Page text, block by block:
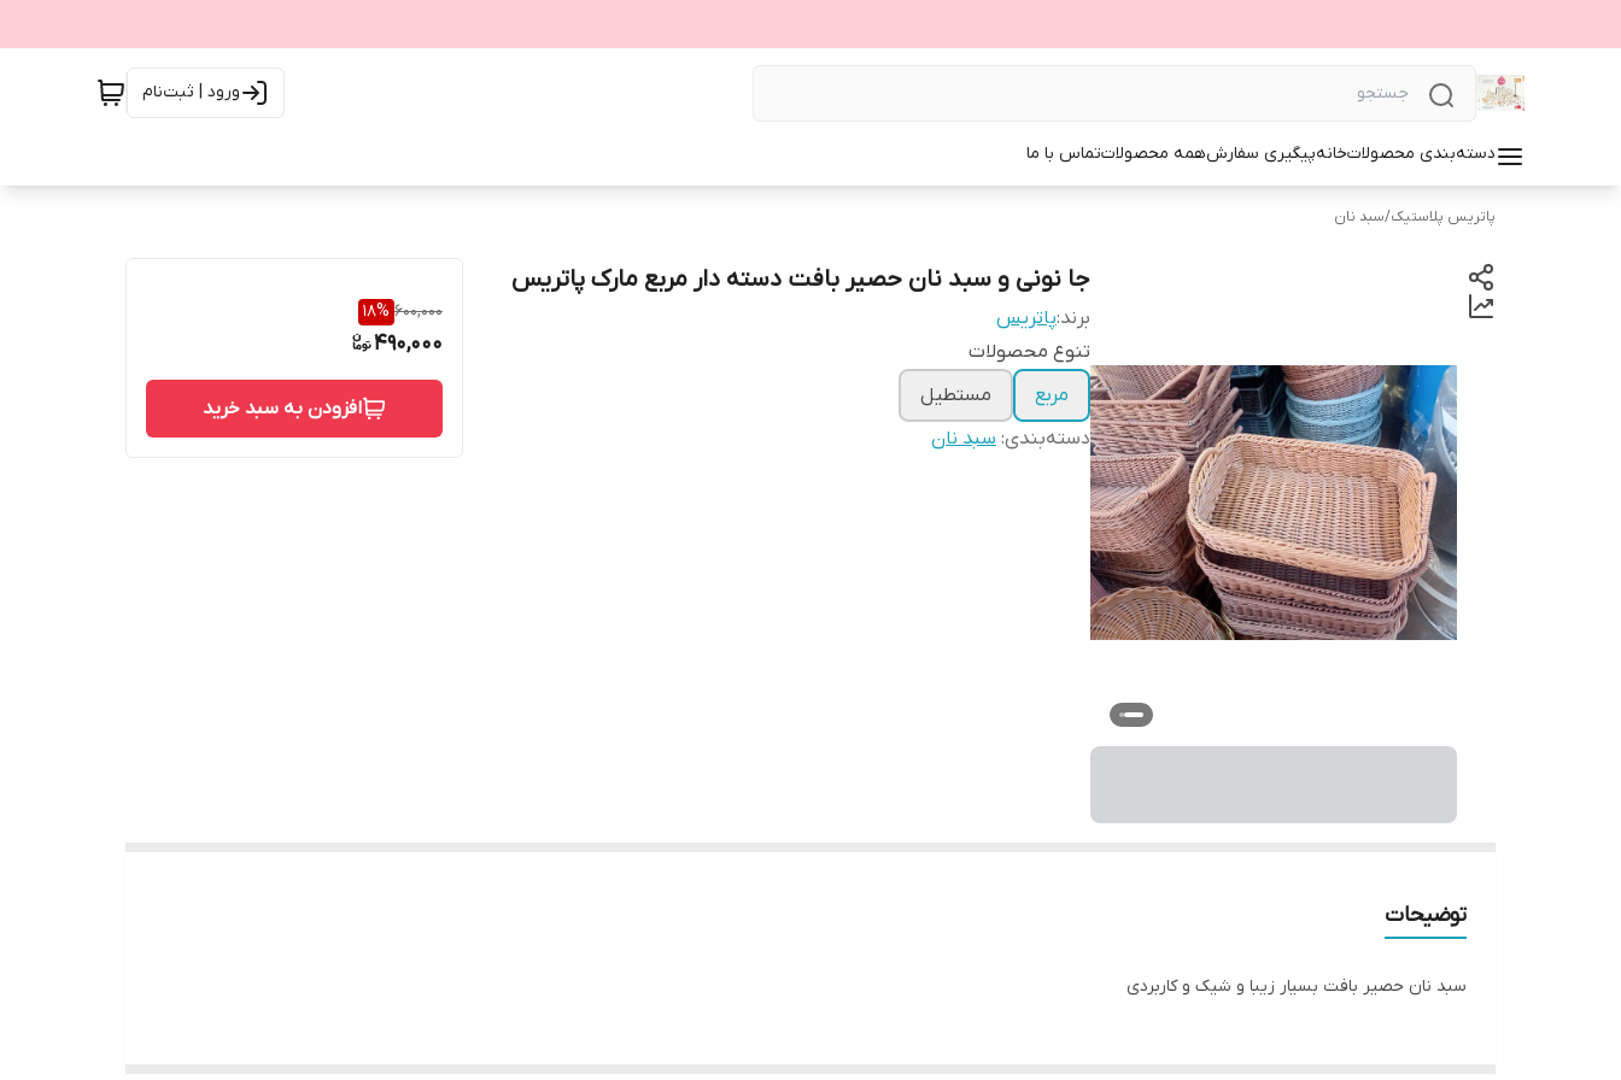
ورود | ثبت‌نام
دسته‌بندی محصولاتخانهپیگیری سفارشهمه محصولاتتماس با ما
پاتریس پلاستیک/سبد نان
جا نونی و سبد نان حصیر بافت دسته دار مربع مارک پاتریس
برند:پاتریس
تنوع محصولات
مربع
مستطیل
دسته‌بندی: سبد نان
600,000
18%
490,000
افزودن به سبد خرید
توضیحات
سبد نان حصیر بافت بسیار زیبا و شیک و کاربردی